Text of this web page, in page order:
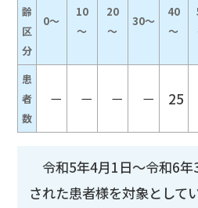
齢
区
分
0～
10
～
20
～
30～
40
～
患
者
数
－ － － － 25
令和5年4月1日～令和6年
された患者様を対象としてい